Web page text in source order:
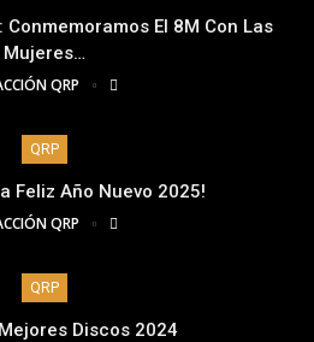
Conmemoramos El 8M Con Las
Mujeres…
QRP
QRP
Feliz Año Nuevo 2025!
QRP
QRP
Discos 2024